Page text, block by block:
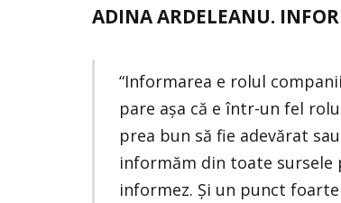
ADINA ARDELEANU.
“Informarea e rolul
pare așa că e într-un fel
prea bun să fie adevărat
informăm din toate sursele
informez. Și un punct